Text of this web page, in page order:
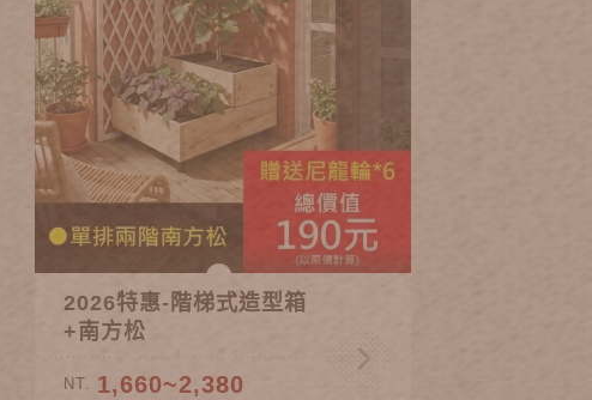
2026特惠-階梯式造型箱
+南方松
NT. 1,660~2,380